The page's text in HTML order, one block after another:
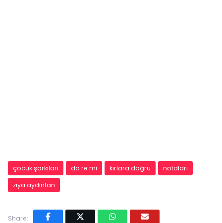
çocuk şarkıları do re mi kırlara doğru
notaları
ziya aydıntan
Share: